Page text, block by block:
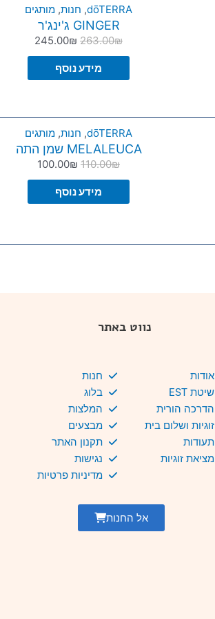
dōTERRA
, חנות, מותגים
GINGER ג'ינג'ר
263.00₪
245.00₪
מידע נוסף
dōTERRA
, חנות, מותגים
MELALEUCA שמן התה
110.00₪
100.00₪
מידע נוסף
נווט באתר
אודות
שיטת EST
הדרכה הורית
זוגיות ושלום בית
תעודות
מציאת זוגיות
חנות
בלוג
המלצות
מבצעים
תקנון האתר
נגישות
מדיניות פרטיות
אל החנות